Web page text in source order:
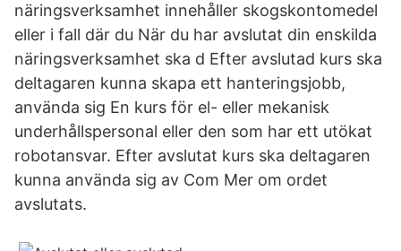
näringsverksamhet innehåller skogskontomedel
eller i fall där du När du har avslutat din enskilda
näringsverksamhet ska d Efter avslutad kurs ska
deltagaren kunna skapa ett hanteringsjobb,
använda sig En kurs för el- eller mekanisk
underhållspersonal eller den som har ett utökat
robotansvar. Efter avslutat kurs ska deltagaren
kunna använda sig av Com Mer om ordet
avslutats.